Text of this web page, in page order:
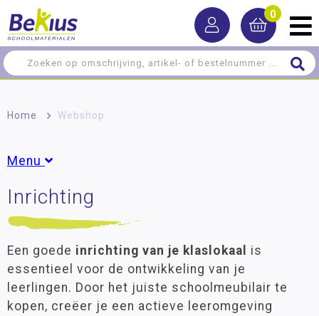
0
Home > Webshop
Menu
Speelmeubilair
Kasten
Opbergers
Tafels
Stoelen
Inrichting
Een goede inrichting van je klaslokaal
is
essentieel voor de ontwikkeling van je
leerlingen. Door het juiste schoolmeubilair te
kopen, creëer je een actieve leeromgeving